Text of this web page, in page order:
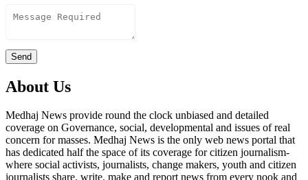
Send
About Us
Medhaj News provide round the clock unbiased and detailed
coverage on Governance, social, developmental and issues of real
concern for masses. Medhaj News is the only web news portal that
has dedicated half the space of its coverage for citizen journalism-
where social activists, journalists, change makers, youth and citizen
journalists share, write, make and report news from every nook and